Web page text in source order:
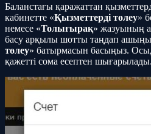
Баланстағы қаражаттан
кабинетте «Қызметтерді төлеу»
немесе «Толығырақ» жазуының
басу арқылы шотты таңдап
төлеу» батырмасын басыңыз.
қажетті сома есептен шығарылады.